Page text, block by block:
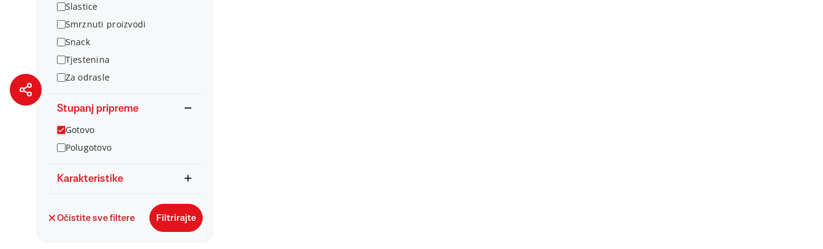
Slastice
Smrznuti proizvodi
Snack
Tjestenina
Za odrasle
Stupanj pripreme
Gotovo
Polugotovo
Karakteristike
Očistite sve filtere Filtrirajte